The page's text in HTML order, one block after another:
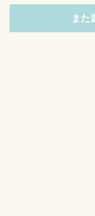
また